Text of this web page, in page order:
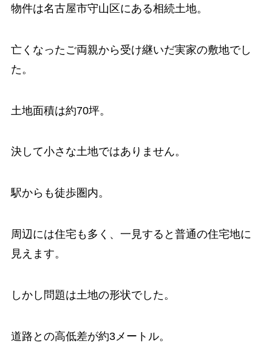
物件は名古屋市守山区にある相続土地。
亡くなったご両親から受け継いだ実家の敷地でし
た。
土地面積は約70坪。
決して小さな土地ではありません。
駅からも徒歩圏内。
周辺には住宅も多く、一見すると普通の住宅地に
見えます。
しかし問題は土地の形状でした。
道路との高低差が約3メートル。